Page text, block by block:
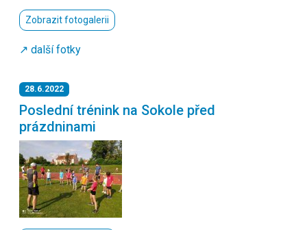
Zobrazit fotogalerii
↗️ další fotky
28.6.2022
Poslední trénink na Sokole před
prázdninami